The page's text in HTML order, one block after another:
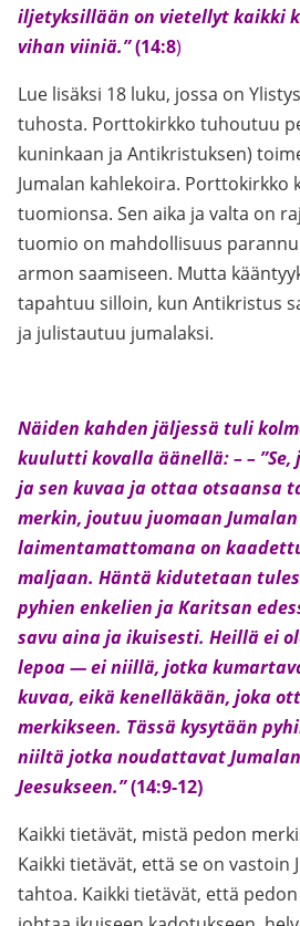
iljetyksillään on vietellyt kaikki
vihan viiniä.”(14:8)
Lue lisäksi 18 luku, jossa on
tuhosta. Porttokirkko tuhoutuu
kuninkaan ja Antikristuksen)
Jumalan kahlekoira. Porttokirkko
tuomionsa. Sen aika ja valta on
tuomio on mahdollisuus
armon saamiseen. Mutta
tapahtuu silloin, kun Antikristus
ja julistautuu jumalaksi.
Näiden kahden jäljessä tuli
kuulutti kovalla äänellä: – –
ja sen kuvaa ja ottaa otsaansa
merkin, joutuu juomaan
laimentamattomana on
maljaan. Häntä kidutetaan
pyhien enkelien ja Karitsan
savu aina ja ikuisesti. Heillä ei
lepoa — ei niillä, jotka
kuvaa, eikä kenelläkään, joka
merkikseen. Tässä kysytään
niiltä jotka noudattavat
Jeesukseen.”(14:9-12)
Kaikki tietävät, mistä pedon
Kaikki tietävät, että se on vastoin
tahtoa. Kaikki tietävät, että